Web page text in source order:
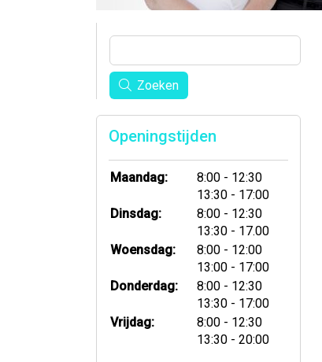
Zoeken
Openingstijden
Maandag: 8:00 tot
- 12:30
13:30 tot
- 17:00
Dinsdag:
8:00 tot
- 12:30
13:30 tot
- 17.00
Woensdag:
8:00 tot
- 12:00
13:00 tot
- 17:00
Donderdag:
8:00 tot
- 12:30
13:30 tot
- 17:00
Vrijdag:
8:00 tot
- 12:30
13:30 tot
- 20:00